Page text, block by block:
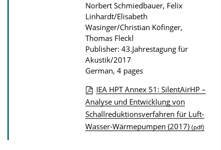
Norbert Schmiedbauer, Felix
Linhardt/Elisabeth
Wasinger/Christian Köfinger,
Thomas Fleckl
Publisher: 43.Jahrestagung für
Akustik/2017
German, 4 pages
P
u
b
IEA HPT Annex 51: SilentAirHP –
Analyse und Entwicklung von
Schallreduktionsverfahren für Luft-
Wasser-Wärmepumpen (2017) (pdf)